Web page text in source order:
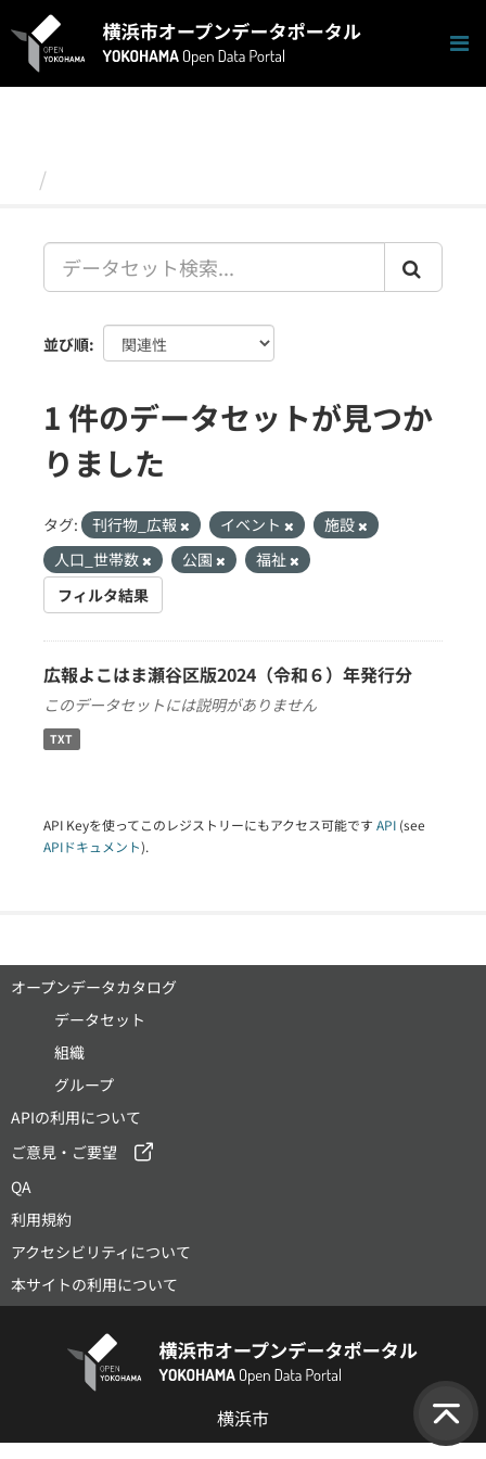
キ
並び順
1 件のデータセットが見つか
りました
タグ: 刊行物_広報 イベント
施設
人口_世帯数
公園
福祉
フィルタ結果
広報よこはま瀬谷区版2024（令和６）年発行分
このデータセットには説明がありません
TXT
API Keyを使ってこのレジストリーにもアクセス可能です API (see
APIドキュメント).
オープンデータカタログ
データセット
組織
グループ
APIの利用について
ご意見・ご要望
QA
利用規約
アクセシビリティについて
本サイトの利用について
横浜市